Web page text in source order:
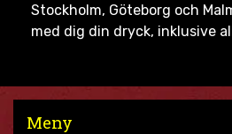
Stockholm, Göteborg och
med dig din dryck, inklusive
Meny